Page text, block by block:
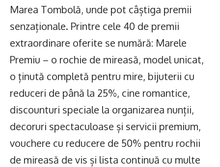
Marea Tombolă, unde pot câștiga premii
senzaționale. Printre cele 40 de premii
extraordinare oferite se numără: Marele
Premiu – o rochie de mireasă, model unicat,
o ținută completă pentru mire, bijuterii cu
reduceri de până la 25%, cine romantice,
discounturi speciale la organizarea nunții,
decoruri spectaculoase și servicii premium,
vouchere cu reducere de 50% pentru rochii
de mireasă de vis și lista continuă cu multe